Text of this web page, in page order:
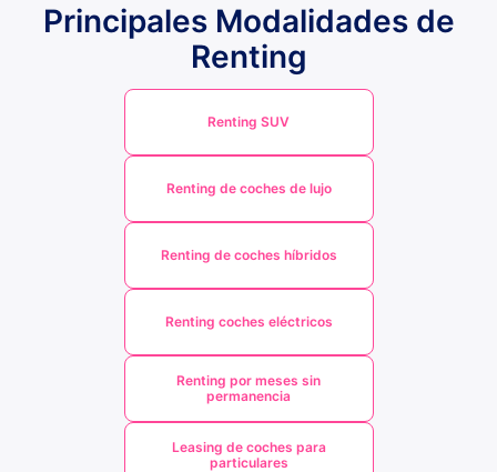
Principales Modalidades de
Renting
Renting SUV
Renting de coches de lujo
Renting de coches híbridos
Renting coches eléctricos
Renting por meses sin
permanencia
Leasing de coches para
particulares